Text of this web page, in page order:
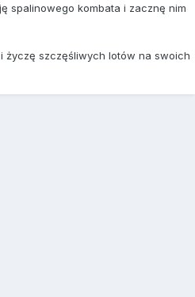
spalinowego kombata i zacznę nim
życzę szczęśliwych lotów na swoich